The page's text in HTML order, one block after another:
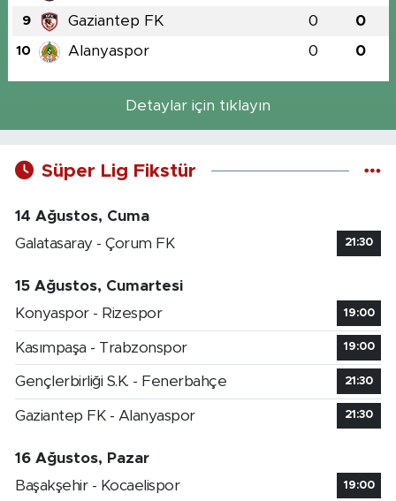
9 Gaziantep FK 0 0
10 Alanyaspor 0 0
Detaylar için tıklayın
Süper Lig Fikstür
14 Ağustos, Cuma
Galatasaray - Çorum FK
21:30
15 Ağustos, Cumartesi
Konyaspor - Rizespor
19:00
Kasımpaşa - Trabzonspor 19:00
Gençlerbirliği S.K. - Fenerbahçe 21:30
Gaziantep FK - Alanyaspor 21:30
16 Ağustos, Pazar
Başakşehir - Kocaelispor
19:00